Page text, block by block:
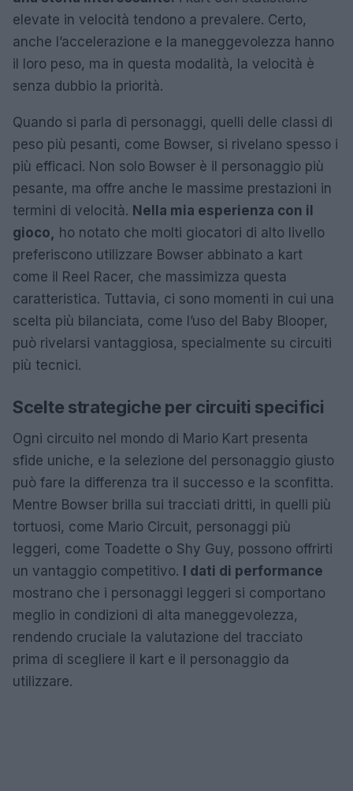
elevate in velocità tendono a prevalere. Certo,
anche l’accelerazione e la maneggevolezza hanno
il loro peso, ma in questa modalità, la velocità è
senza dubbio la priorità.
Quando si parla di personaggi, quelli delle classi di
peso più pesanti, come Bowser, si rivelano spesso i
più efficaci. Non solo Bowser è il personaggio più
pesante, ma offre anche le massime prestazioni in
termini di velocità. Nella mia esperienza con il
gioco, ho notato che molti giocatori di alto livello
preferiscono utilizzare Bowser abbinato a kart
come il Reel Racer, che massimizza questa
caratteristica. Tuttavia, ci sono momenti in cui una
scelta più bilanciata, come l’uso del Baby Blooper,
può rivelarsi vantaggiosa, specialmente su circuiti
più tecnici.
Scelte strategiche per circuiti specifici
Ogni circuito nel mondo di Mario Kart presenta
sfide uniche, e la selezione del personaggio giusto
può fare la differenza tra il successo e la sconfitta.
Mentre Bowser brilla sui tracciati dritti, in quelli più
tortuosi, come Mario Circuit, personaggi più
leggeri, come Toadette o Shy Guy, possono offrirti
un vantaggio competitivo.
I dati di performance
mostrano che i personaggi leggeri si comportano
meglio in condizioni di alta maneggevolezza,
rendendo cruciale la valutazione del tracciato
prima di scegliere il kart e il personaggio da
utilizzare.